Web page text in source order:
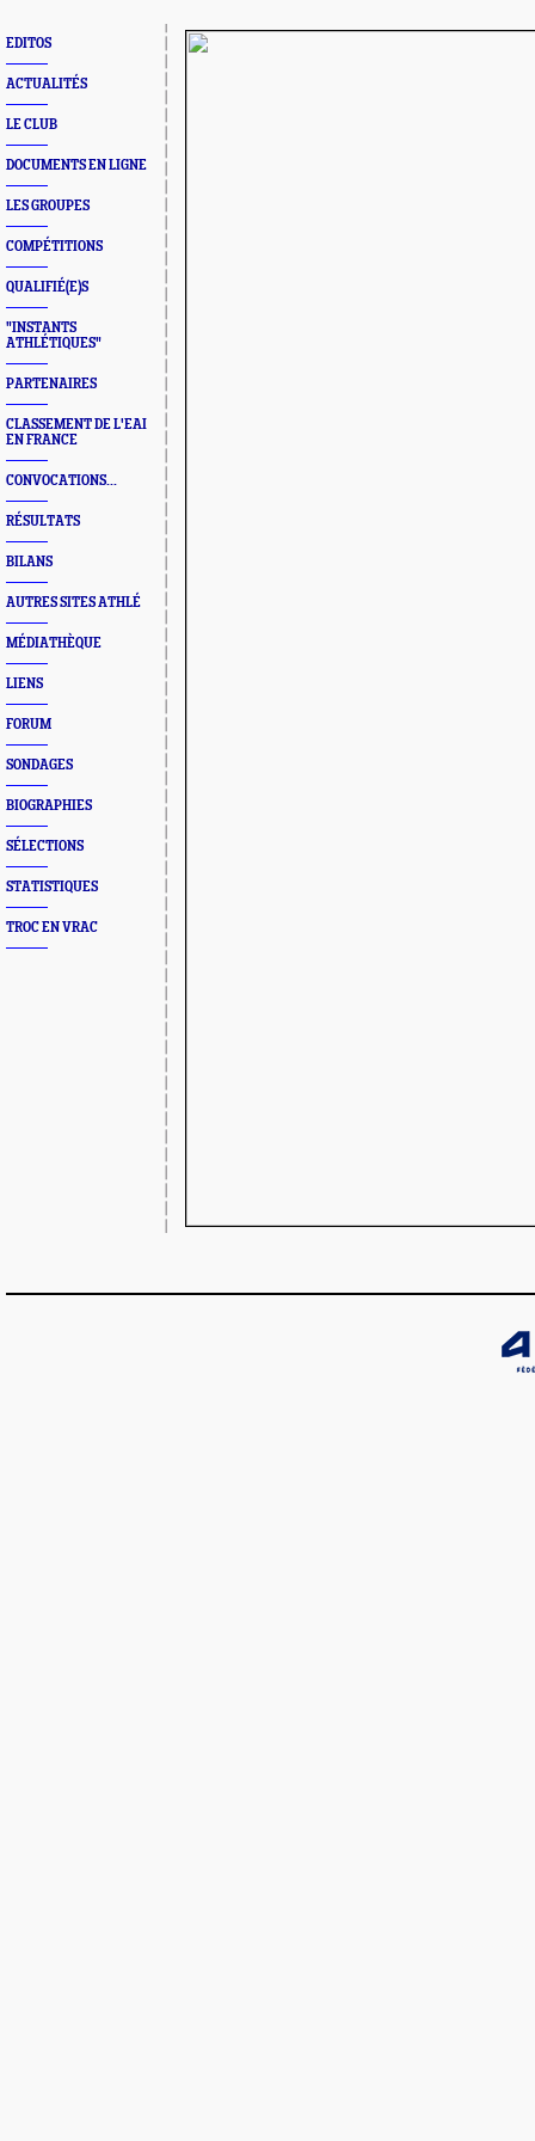
EDITOS
ACTUALITÉS
LE CLUB
DOCUMENTS EN LIGNE
LES GROUPES
COMPÉTITIONS
QUALIFIÉ(E)S
"INSTANTS
ATHLÉTIQUES"
PARTENAIRES
CLASSEMENT DE L'EAI
EN FRANCE
CONVOCATIONS...
RÉSULTATS
BILANS
AUTRES SITES ATHLÉ
MÉDIATHÈQUE
LIENS
FORUM
SONDAGES
BIOGRAPHIES
SÉLECTIONS
STATISTIQUES
TROC EN VRAC